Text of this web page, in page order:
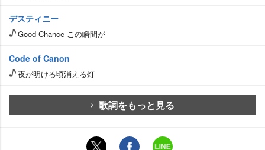
デスティニー
Good Chance この瞬間が
Code of Canon
夜が明ける頃消える灯
歌詞をもっと見る